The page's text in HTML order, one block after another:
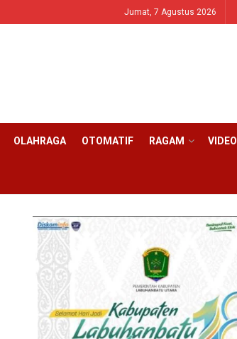
Jumat, 7 Agustus 2026
OLAHRAGA OTOMATIF RAGAM VIDEO